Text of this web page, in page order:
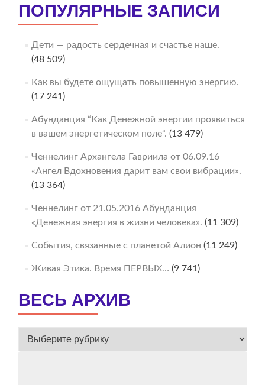
ПОПУЛЯРНЫЕ ЗАПИСИ
Дети — радость сердечная и счастье наше.
(48 509)
Как вы будете ощущать повышенную энергию.
(17 241)
Абунданция “Как Денежной энергии проявиться
в вашем энергетическом поле“. (13 479)
Ченнелинг Архангела Гавриила от 06.09.16
«Ангел Вдохновения дарит вам свои вибрации».
(13 364)
Ченнелинг от 21.05.2016 Абунданция
«Денежная энергия в жизни человека». (11 309)
События, связанные с планетой Алион (11 249)
Живая Этика. Время ПЕРВЫХ… (9 741)
ВЕСЬ АРХИВ
ВЕСЬ